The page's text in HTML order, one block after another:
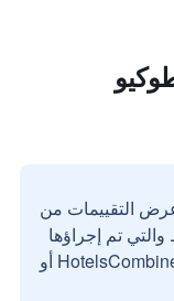
التقييمات من
تم إجراؤها
بواسطة مستخدمين حقيقيين مع HotelsCombined أو